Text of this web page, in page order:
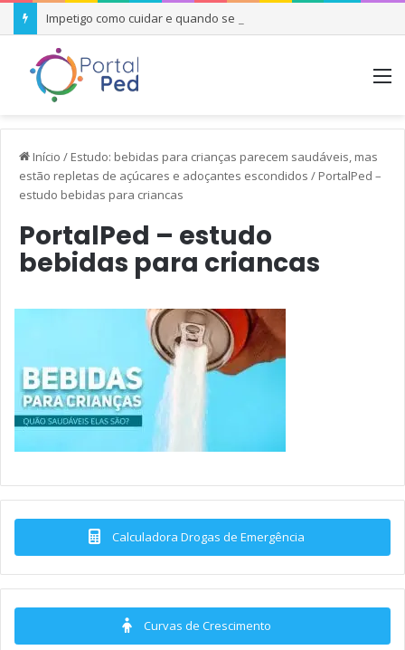
Impetigo como cuidar e quando se preocupar
Início / Estudo: bebidas para crianças parecem saudáveis, mas
estão repletas de açúcares e adoçantes escondidos / PortalPed –
estudo bebidas para criancas
PortalPed – estudo
bebidas para criancas
Calculadora Drogas de Emergência
Curvas de Crescimento